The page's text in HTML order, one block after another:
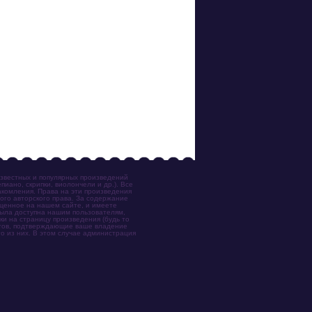
и популярных произведений
скрипки, виолончели и др.). Все
Права на эти произведения
авторского права. За содержание
на нашем сайте, и имеете
доступна нашим пользователям,
на страницу произведения (будь то
подтверждающие ваше владение
из них. В этом случае администрация